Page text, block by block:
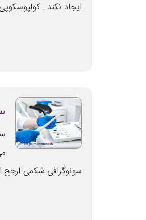
ایجاد نکند .
سونوگرافی شکمی